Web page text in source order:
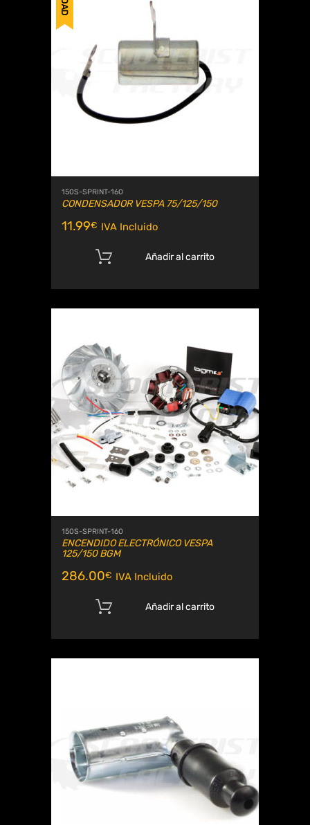
150S-SPRINT-160
CONDENSADOR VESPA 75/125/150
11.99€ IVA Incluido
Añadir al carrito
150S-SPRINT-160
ENCENDIDO ELECTRÓNICO VESPA
125/150 BGM
286.00€ IVA Incluido
Añadir al carrito